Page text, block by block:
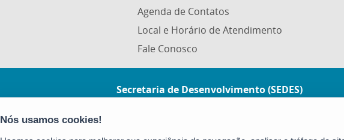
Agenda de Contatos
Local e Horário de Atendimento
Fale Conosco
Secretaria de Desenvolvimento (SEDES)